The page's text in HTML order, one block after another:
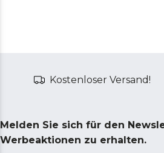
Kostenloser Versand!
Melden Sie sich für den
Werbeaktionen zu erhalten.